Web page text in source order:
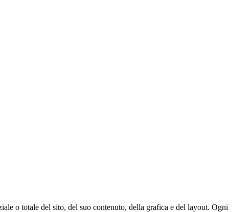
o totale del sito, del suo contenuto, della grafica e del layout. Ogni